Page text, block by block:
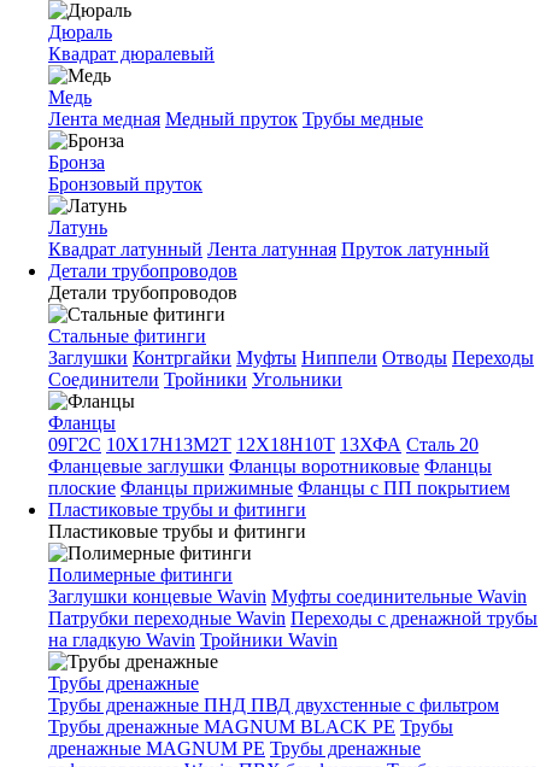
Дюраль
Квадрат дюралевый
Медь
Лента медная Медный пруток Трубы медные
Бронза
Бронзовый пруток
Латунь
Квадрат латунный Лента латунная Пруток латунный
Детали трубопроводов
Детали трубопроводов
Стальные фитинги
Заглушки Контргайки Муфты Ниппели Отводы Переходы
Соединители Тройники Угольники
Фланцы
09Г2С 10Х17Н13М2Т 12Х18Н10Т 13ХФА Сталь 20
Фланцевые заглушки Фланцы воротниковые Фланцы
плоские Фланцы прижимные Фланцы с ПП покрытием
Пластиковые трубы и фитинги
Пластиковые трубы и фитинги
Полимерные фитинги
Заглушки концевые Wavin Муфты соединительные Wavin
Патрубки переходные Wavin Переходы с дренажной трубы
на гладкую Wavin Тройники Wavin
Трубы дренажные
Трубы дренажные ПНД ПВД двухстенные с фильтром
Трубы дренажные MAGNUM BLACK PE Трубы
дренажные MAGNUM PE Трубы дренажные